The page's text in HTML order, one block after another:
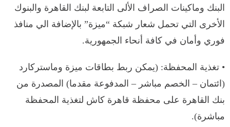
البنك وماكينات الصراف الألى التابعة لبنك القاهرة والبنوك
الأخرى التي تحمل شعار شبكة “ميزة” بالإضافة الي منافذ
فوري وأمان في كافة أنحاء الجمهورية.
• تغذية المحفظة: (يمكن ربط بطاقات ميزة وماستركارد
(ائتمان – الخصم مباشر – المدفوعة مقدما) المصدرة من
بنك القاهرة على محفظة قاهرة كاش لتغذية المحفظة
مباشرة).